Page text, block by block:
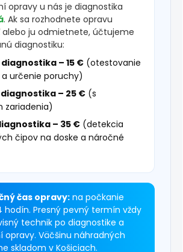
opravy u nás je diagnostika
. Ak sa rozhodnete opravu
alebo ju odmietnete, účtujeme
diagnostiku:
– 15 € (otestovanie
a určenie poruchy)
– 25 € (s
zariadenia)
– 35 € (detekcia
čipov na doske a náročné
čas opravy: na počkanie
hodín. Presný pevný termín vždy
technik po diagnostike a
opravy. Väčšinu náhradných
skladom v Košiciach.